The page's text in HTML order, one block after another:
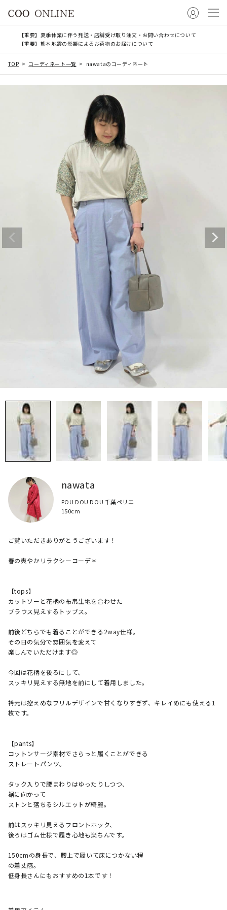
【重要】夏季休業に伴う発送・店舗受け取り注文・お問い合わせについて
【重要】熊本地震の影響によるお荷物のお届けについて
TOP コーディネート一覧 nawataのコーディネート
nawata
POU DOU DOU 千葉ペリエ
150cm
​ご覧いただきありがとうございます！
​春の爽やかリラクシーコーデ＊
【tops】
カットソーと花柄の布帛生地を合わせた
ブラウス見えするトップス。
前後どちらでも着ることができる2way仕様。
その日の気分で雰囲気を変えて
楽しんでいただけます◎
今回は花柄を後ろにして、
スッキリ見えする無地を前にして着用しました。
衿元は控えめなフリルデザインで甘くなりすぎず、キレイめにも使える1
枚です。
​【pants】
コットンサージ素材でさらっと履くことができる
ストレートパンツ。
タック入りで腰まわりはゆったりしつつ、
裾に向かって
ストンと落ちるシルエットが綺麗。
前はスッキリ見えるフロントホック、
後ろはゴム仕様で履き心地も楽ちんです。
​150cmの身長で、腰上で履いて床につかない程
の着丈感。
低身長さんにもおすすめの1本です！